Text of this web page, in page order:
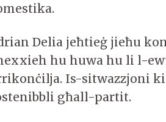
Delia jeħtieġ jieħu
hu huwa hu li l-
Is-sitwazzjoni
għall-partit.